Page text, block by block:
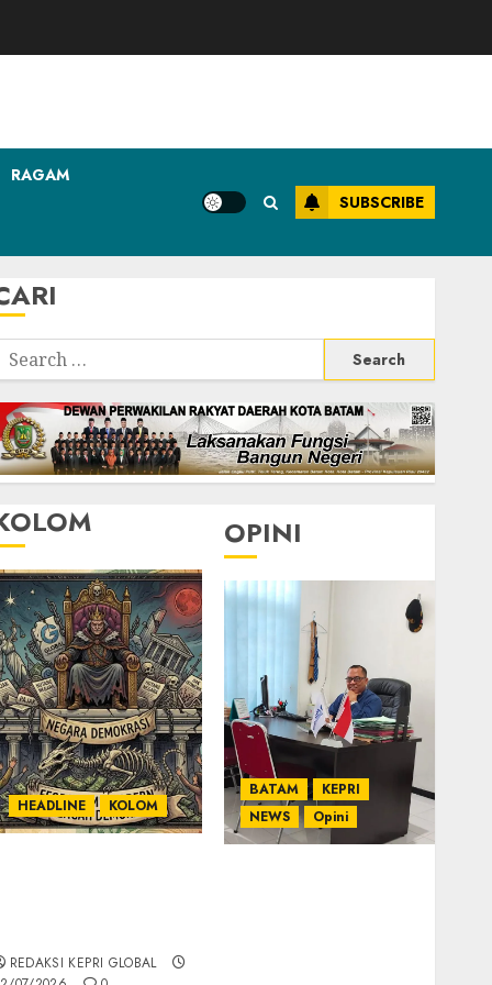
RAGAM
SUBSCRIBE
Search
HEADLINE KOLOM
REDAKSI KEPRI GLOBAL
OPINI
BATAM
KEPRI
NEWS
Opini